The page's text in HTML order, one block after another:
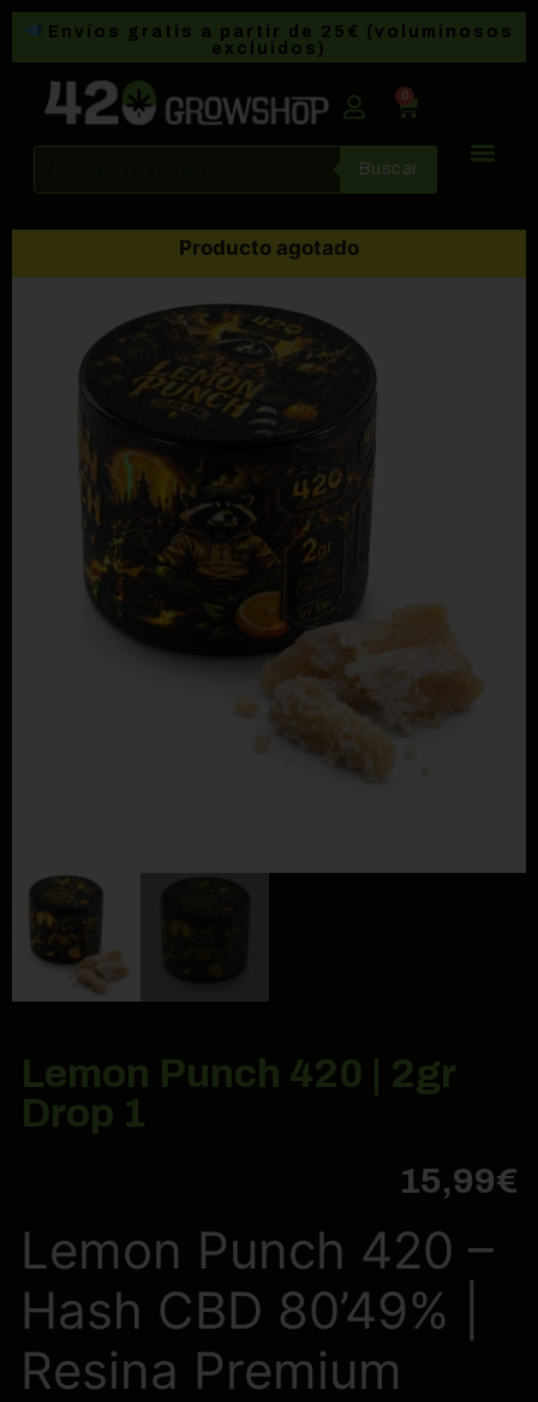
Envíos gratis a partir de 25€ (voluminosos
excluidos)
0
Buscar
Producto agotado
Lemon Punch 420 | 2gr
Drop 1
15,99€
Lemon Punch 420 –
Hash CBD 80’49% |
Resina Premium